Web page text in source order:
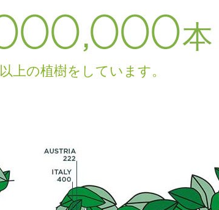
, 本
以上の植樹をしています。